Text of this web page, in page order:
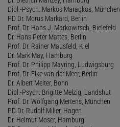
Dipl.-Psych. Markos Maragkos, München
PD Dr. Morus Markard, Berlin
Prof. Dr. Hans J. Markowitsch, Bielefeld
Dr. Hans Peter Mattes, Berlin
Prof. Dr. Rainer Mausfeld, Kiel
Dr. Mark May, Hamburg
Prof. Dr. Philipp Mayring, Ludwigsburg
Prof. Dr. Elke van der Meer, Berlin
Dr. Albert Melter, Bonn
Dipl.-Psych. Brigitte Melzig, Landshut
Prof. Dr. Wolfgang Mertens, München
PD Dr. Rudolf Miller, Hagen
Dr. Helmut Moser, Hamburg